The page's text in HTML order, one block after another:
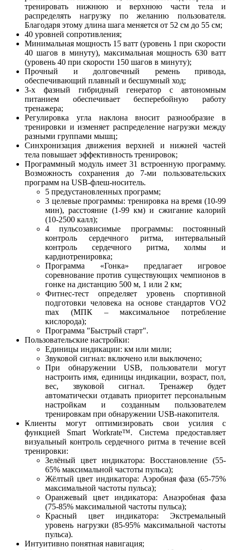
тренировать нижнюю и верхнюю части тела и
распределять нагрузку по желанию пользователя.
Благодаря этому длина шага меняется от 52 см до 55 см;
40 уровней сопротивления;
Минимальная мощность 15 ватт (уровень 1 при скорости
40 шагов в минуту), максимальная мощность 630 ватт
(уровень 40 при скорости 150 шагов в минуту);
Прочный и долговечный ремень привода,
обеспечивающий плавный и бесшумный ход;
3-х фазный гибридный генератор с автономным
питанием обеспечивает бесперебойную работу
тренажера;
Регулировка угла наклона вносит разнообразие в
тренировки и изменяет распределение нагрузки между
разными группами мышц;
Синхронизация движения верхней и нижней частей
тела повышает эффективность тренировок;
Программный модуль имеет 31 встроенную программу.
Возможность сохранения до 7-ми пользовательских
программ на USB-флеш-носитель.
5 предустановленных программ;
3 целевые программы: тренировка на время (10-99
мин), расстояние (1-99 км) и сжигание калорий
(10-2500 калл);
4 пульсозависимые программы: постоянный
контроль сердечного ритма, интервальный
контроль сердечного ритма, холмы и
кардиотренировка;
Программа «Гонка» предлагает игровое
соревнование против существующих чемпионов в
гонке на дистанцию 500 м, 1 или 2 км;
Фитнес-тест определяет уровень спортивной
подготовки человека на основе стандартов VO2
max (МПК – максимальное потребление
кислорода);
Программа "Быстрый старт".
Пользовательские настройки:
Единицы индикации: км или мили;
Звуковой сигнал: включено или выключено;
При обнаружении USB, пользователи могут
настроить имя, единицы индикации, возраст, пол,
вес, звуковой сигнал. Тренажер будет
автоматически отдавать приоритет персональным
настройкам и созданным пользователем
тренировкам при обнаружении USB-накопителя.
Клиенты могут оптимизировать свои усилия с
функцией Smart Workrate™. Система предоставляет
визуальный контроль сердечного ритма в течение всей
тренировки:
Зелёный цвет индикатора: Восстановление (55-
65% максимальной частоты пульса);
Жёлтый цвет индикатора: Аэробная фаза (65-75%
максимальной частоты пульса);
Оранжевый цвет индикатора: Анаэробная фаза
(75-85% максимальной частоты пульса);
Красный цвет индикатора: Экстремальный
уровень нагрузки (85-95% максимальной частоты
пульса).
Интуитивно понятная навигация;